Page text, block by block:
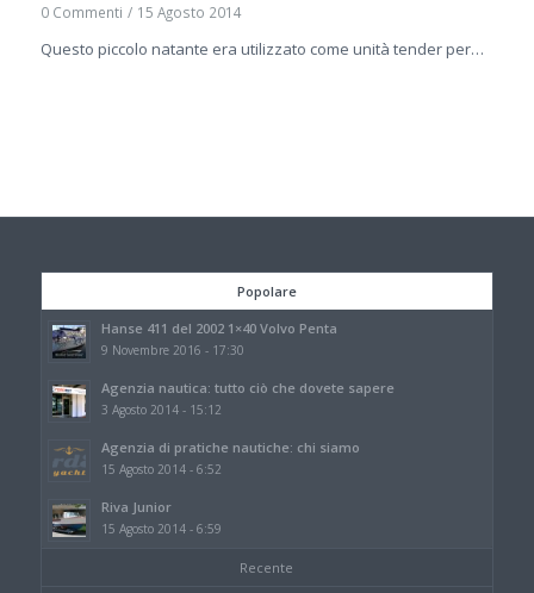
0 Commenti / 15 Agosto 2014
Questo piccolo natante era utilizzato come unità tender per…
Popolare
Hanse 411 del 2002 1×40 Volvo Penta
9 Novembre 2016 - 17:30
Agenzia nautica: tutto ciò che dovete sapere
3 Agosto 2014 - 15:12
Agenzia di pratiche nautiche: chi siamo
15 Agosto 2014 - 6:52
Riva Junior
15 Agosto 2014 - 6:59
Recente